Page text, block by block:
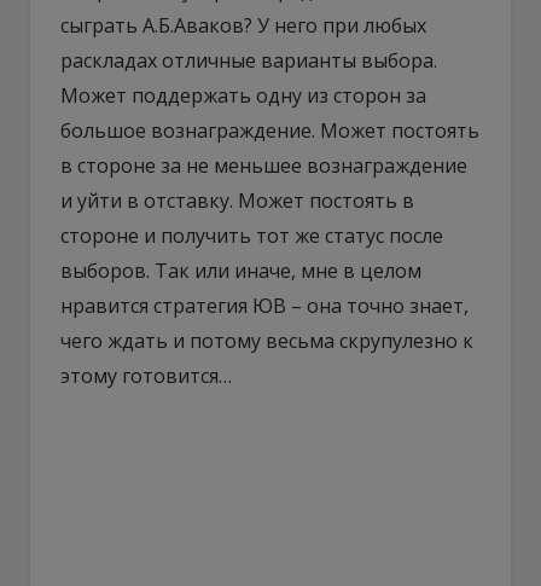
сыграть А.Б.Аваков? У него при любых
раскладах отличные варианты выбора.
Может поддержать одну из сторон за
большое вознаграждение. Может постоять
в стороне за не меньшее вознаграждение
и уйти в отставку. Может постоять в
стороне и получить тот же статус после
выборов. Так или иначе, мне в целом
нравится стратегия ЮВ – она точно знает,
чего ждать и потому весьма скрупулезно к
этому готовится…